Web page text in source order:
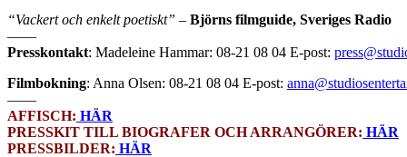
“Vackert och enkelt poetiskt” – Björns filmguide, Sveriges Radio
——
Presskontakt: Madeleine Hammar: 08-21 08 04 E-post:
Filmbokning: Anna Olsen: 08-21 08 04 E-post:
——
AFFISCH: HÄR
PRESSKIT TILL BIOGRAFER OCH ARRANGÖRER: HÄR
PRESSBILDER: HÄR